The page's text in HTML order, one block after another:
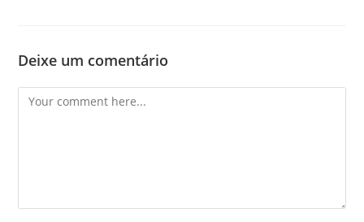
Deixe um comentário